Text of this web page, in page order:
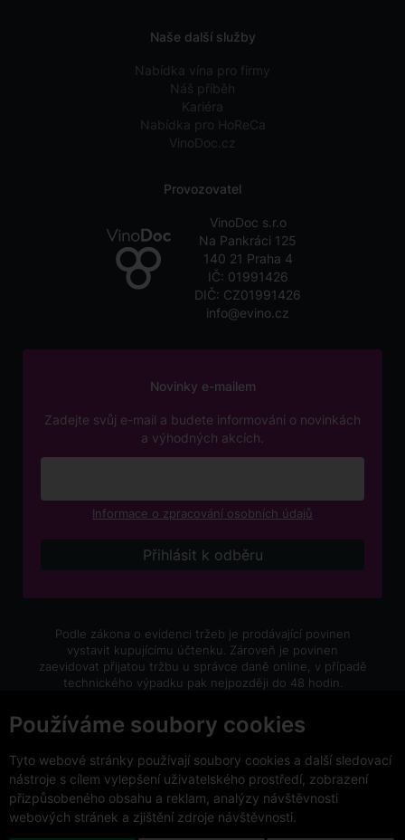
Používáme soubory cookies
Tyto webové stránky používají soubory cookies a další sledovací
nástroje s cílem vylepšení uživatelského prostředí, zobrazení
přizpůsobeného obsahu a reklam, analýzy návštěvnosti
webových stránek a zjištění zdroje návštěvnosti.
Naše další služby
Nabídka vína pro firmy
Náš příběh
Kariéra
Nabídka pro HoReCa
VinoDoc.cz
Provozovatel
VinoDoc s.r.o
Na Pankráci 125
140 21 Praha 4
IČ: 01991426
DIČ: CZ01991426
info@evino.cz
Novinky e-mailem
Zadejte svůj e-mail a budete informováni o novinkách
a výhodných akcích.
Informace o zpracování osobních údajů
Podle zákona o evidenci tržeb je prodávající povinen
vystavit kupujícímu účtenku. Zároveň je povinen
zaevidovat přijatou tržbu u správce daně online, v případě
technického výpadku pak nejpozději do 48 hodin.
nápojů osobám mladším 18 let.